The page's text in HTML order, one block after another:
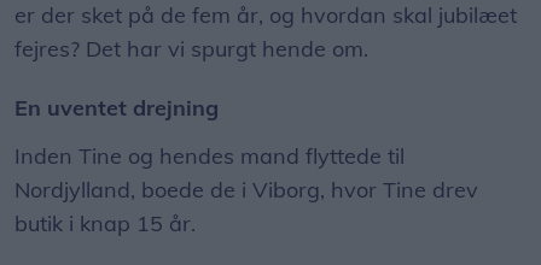
er der sket på de fem år, og hvordan skal jubilæet
fejres? Det har vi spurgt hende om.
En uventet drejning
Inden Tine og hendes mand flyttede til
Nordjylland, boede de i Viborg, hvor Tine drev
butik i knap 15 år.